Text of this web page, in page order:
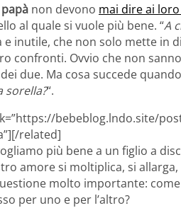
non devono mai dire ai
al quale si vuole più bene. “A
inutile, che non solo mette in
confronti. Ovvio che non
due. Ma cosa succede
sorella?“.
bebeblog.lndo.site/
related]
più bene a un figlio a
amore si moltiplica, si
molto importante:
per uno e per l’altro?